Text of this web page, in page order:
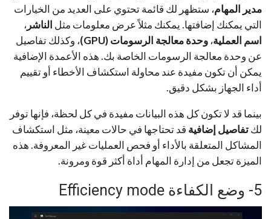
مدير المهام، ستظهر لك قائمة تحتوي على العديد من الخيارات
التي يمكنك إضافتها. يمكنك مثلاً عرض معلومات مثل الناشر ،
اسم العملية،وحدة معالجة الرسومات (GPU)
، وكذلك تفاصيل
عن وحدة معالجة الرسومات الخاصة بك. هذه الأعمدة الإضافية
يمكن أن تكون مفيدة عند محاولة استكشاف الأخطاء أو تقييم
أداء الجهاز بشكل دقيق.
بينما قد لا تكون كل هذه البيانات مفيدة في كل لحظة، فإنها توفر
لكتفاصيل إضافية قد تحتاجها في حالات معينة، مثل استكشاف
المشاكل المتعلقة بالأداء أو فحص العمليات غير المعروفة. هذه
الميزة تجعل من إدارة المهام أداة أكثر قوة ومرونة.
5- وضع الكفاءة Efficiency mode